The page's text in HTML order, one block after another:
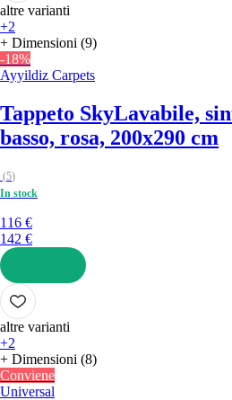
altre varianti
+2
+ Dimensioni (9)
-18%
Ayyildiz Carpets
Tappeto SkyLavabile,
basso, rosa, 200x290 cm
(5)
In stock
116 €
142 €
AGGIUNGI
altre varianti
+2
+ Dimensioni (8)
Conviene
Universal